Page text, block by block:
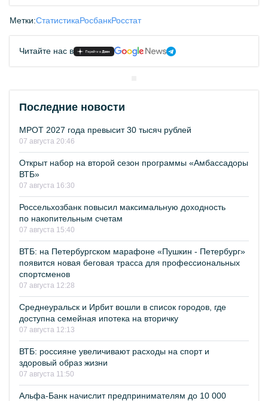
Метки:СтатистикаРосбанкРосстат
Читайте нас в
Последние новости
МРОТ 2027 года превысит 30 тысяч рублей
07 августа 20:46
Открыт набор на второй сезон программы «Амбассадоры
ВТБ»
07 августа 16:30
Россельхозбанк повысил максимальную доходность
по накопительным счетам
07 августа 15:40
ВТБ: на Петербургском марафоне «Пушкин - Петербург»
появится новая беговая трасса для профессиональных
спортсменов
07 августа 12:28
Среднеуральск и Ирбит вошли в список городов, где
доступна семейная ипотека на вторичку
07 августа 12:13
ВТБ: россияне увеличивают расходы на спорт и
здоровый образ жизни
07 августа 11:50
Альфа-Банк начислит предпринимателям до 10 000